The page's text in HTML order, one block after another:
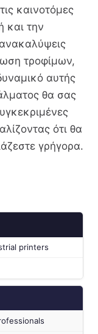
καινοτόμες
και την
τροφίμων,
αυτής
θα σας
ότι θα
γρήγορα.
printers